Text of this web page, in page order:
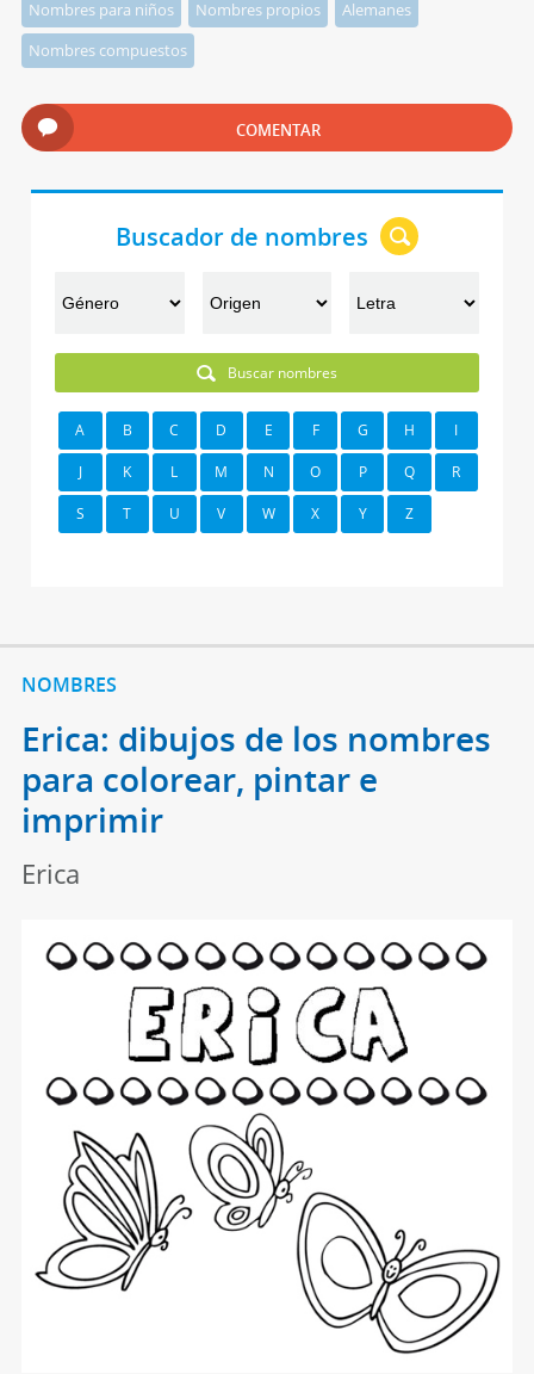
Nombres para niños Nombres propios
Alemanes
Nombres compuestos
COMENTAR
Buscador de nombres
Buscar nombres
A B C D E F G H I
J K L M N O P Q R
S T U V W X Y Z
NOMBRES
Erica: dibujos de los nombres
para colorear, pintar e
imprimir
Erica